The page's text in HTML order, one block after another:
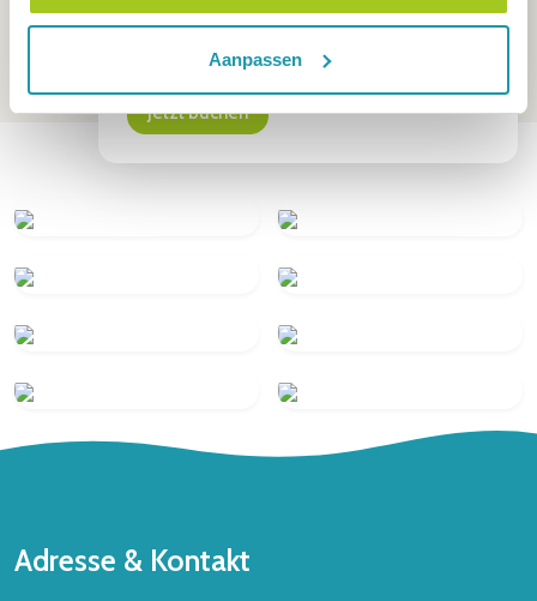
Aanpassen
können sich austoben und Sie können sich
vollkommen entspannen. 🦀🏖️💚
Jetzt buchen
sind nicht erlaubt.
Adresse & Kontakt